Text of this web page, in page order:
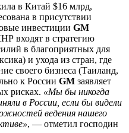
в Китай $16 млрд,
в присутствии
инвестиции GM
входят в стратегию
в благоприятных для
и ухода из стран, где
своего бизнеса (Таиланд,
к России GM заявляет
рисках. «Мы бы никогда
в России, если бы видели
ведения нашего
, — отметил господин